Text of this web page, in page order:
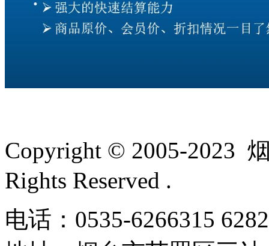
Copyright © 2005-2023
Rights Reserved .
电话：0535-6266315